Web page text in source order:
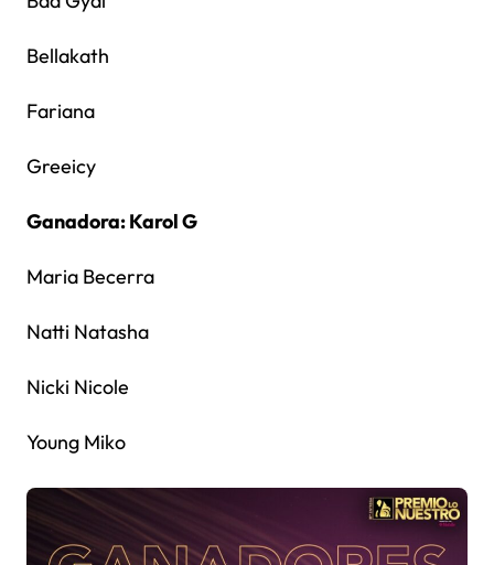
Bellakath
Fariana
Greeicy
Ganadora: Karol G
Maria Becerra
Natti Natasha
Nicki Nicole
Young Miko